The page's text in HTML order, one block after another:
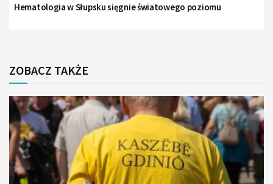
Hematologia w Słupsku sięgnie światowego poziomu
ZOBACZ TAKŻE